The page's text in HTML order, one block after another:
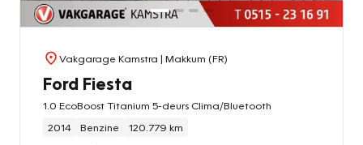
Vakgarage Kamstra | Makkum (FR)
Ford Fiesta
1.0 EcoBoost Titanium 5-deurs Clima/Bluetooth
2014
Benzine 120.779 km